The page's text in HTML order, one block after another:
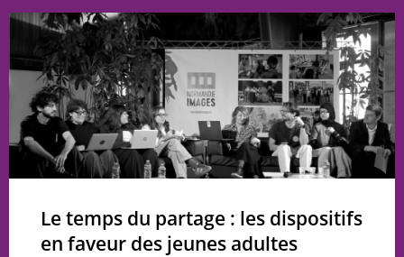
Le temps du partage : les dispositifs
en faveur des jeunes adultes